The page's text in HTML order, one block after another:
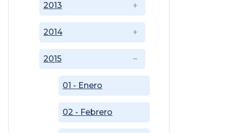
2013
2014
2015
01 - Enero
02 - Febrero